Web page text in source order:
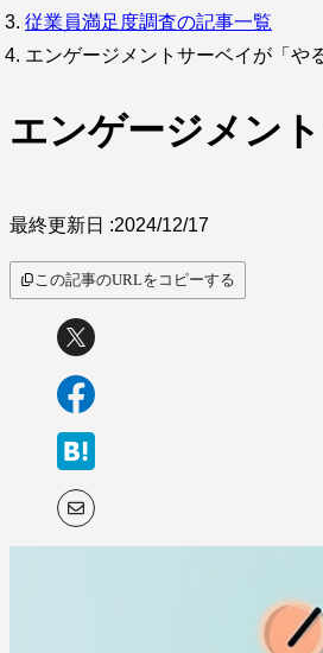
従業員満足度調査の記事一覧
エンゲージメントサーベイが「や
エンゲージメン
最終更新日 :2024/12/17
この記事のURLをコピーする